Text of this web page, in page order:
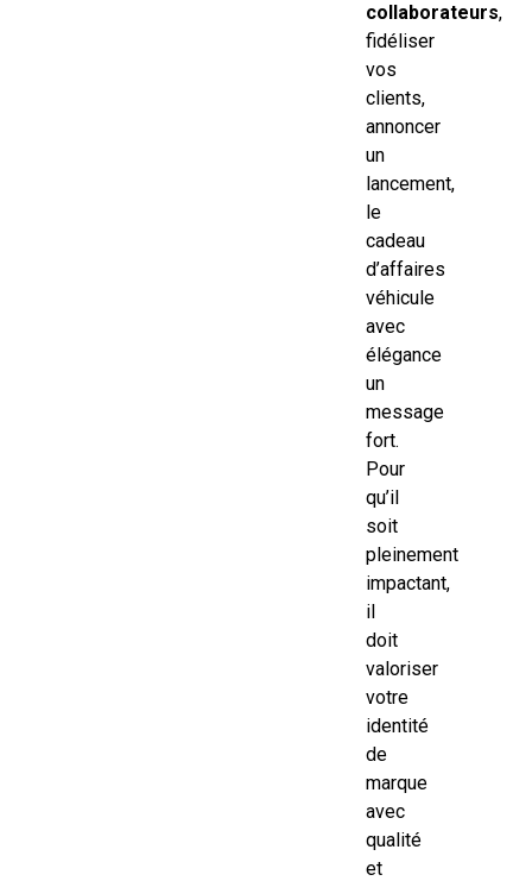
collaborateurs,
fidéliser
vos
clients,
annoncer
un
lancement,
le
cadeau
d’affaires
véhicule
avec
élégance
un
message
fort.
Pour
qu’il
soit
pleinement
impactant,
il
doit
valoriser
votre
identité
de
marque
avec
qualité
et